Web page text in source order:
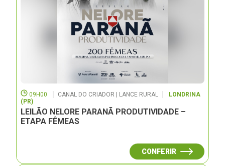
09H00 CANAL DO CRIADOR | LANCE RURAL
LONDRINA
(PR)
LEILÃO NELORE PARANÃ PRODUTIVIDADE –
ETAPA FÊMEAS
CONFERIR